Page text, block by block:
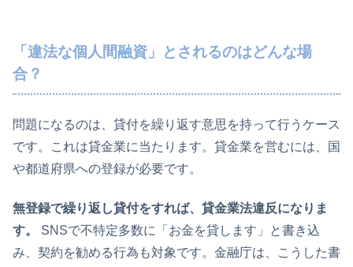
「違法な個人間融資」とされるのはどんな場
合？
問題になるのは、貸付を繰り返す意思を持って行うケース
です。これは貸金業に当たります。貸金業を営むには、国
や都道府県への登録が必要です。
無登録で繰り返し貸付をすれば、貸金業法違反になりま
す。
SNSで不特定多数に「お金を貸します」と書き込
み、契約を勧める行為も対象です。金融庁は、こうした書